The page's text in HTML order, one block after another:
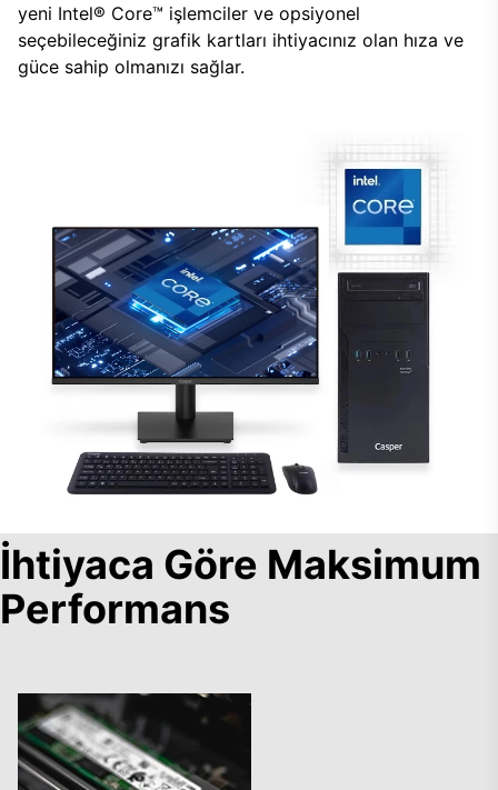
yeni Intel® Core™ işlemciler ve opsiyonel
seçebileceğiniz grafik kartları ihtiyacınız olan hıza ve
güce sahip olmanızı sağlar.
İhtiyaca Göre Maksimum
Performans